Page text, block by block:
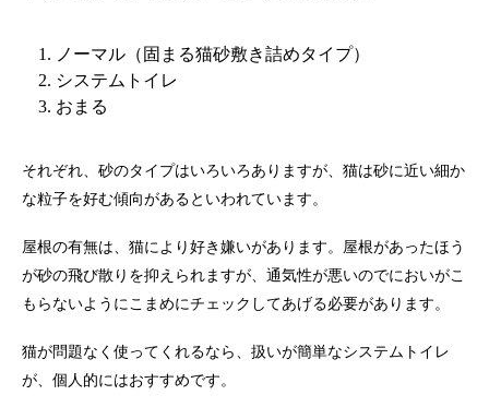
ノーマル（固まる猫砂敷き詰めタイプ）
システムトイレ
おまる
それぞれ、砂のタイプはいろいろありますが、猫は砂に近い細か
な粒子を好む傾向があるといわれています。
屋根の有無は、猫により好き嫌いがあります。屋根があったほう
が砂の飛び散りを抑えられますが、通気性が悪いのでにおいがこ
もらないようにこまめにチェックしてあげる必要があります。
猫が問題なく使ってくれるなら、扱いが簡単なシステムトイレ
が、個人的にはおすすめです。